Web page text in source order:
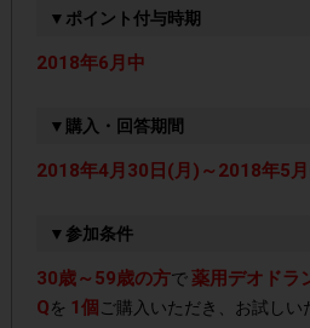
▼ポイント付与時期
2018年6月中
▼購入・回答期間
2018年4月30日(月)～2018年5
▼参加条件
30歳～59歳の方で薬用デオドラ
Qを 1個 ご購入いただき、お試しい